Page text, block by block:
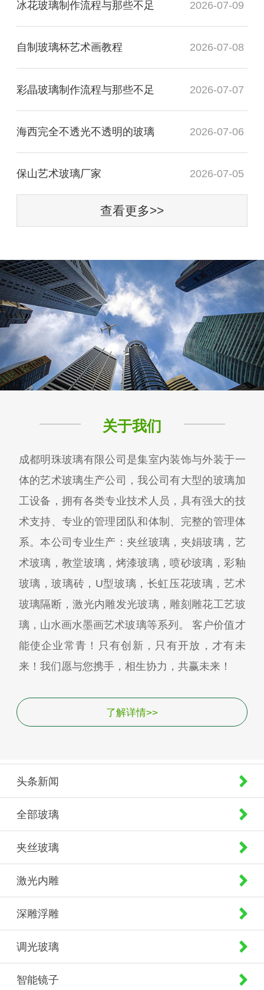
冰花玻璃制作流程与那些不足 2026-07-09
自制玻璃杯艺术画教程 2026-07-08
彩晶玻璃制作流程与那些不足 2026-07-07
海西完全不透光不透明的玻璃 2026-07-06
保山艺术玻璃厂家 2026-07-05
查看更多>>
关于我们
成都明珠玻璃有限公司是集室内装饰与外装于一
体的艺术玻璃生产公司，我公司有大型的玻璃加
工设备，拥有各类专业技术人员，具有强大的技
术支持、专业的管理团队和体制、完整的管理体
系。本公司专业生产：夹丝玻璃，夹娟玻璃，艺
术玻璃，教堂玻璃，烤漆玻璃，喷砂玻璃，彩釉
玻璃，玻璃砖，U型玻璃，长虹压花玻璃，艺术
玻璃隔断，激光内雕发光玻璃，雕刻雕花工艺玻
璃，山水画水墨画艺术玻璃等系列。 客户价值才
能使企业常青！只有创新，只有开放，才有未
来！我们愿与您携手，相生协力，共赢未来！
了解详情>>
头条新闻
全部玻璃
夹丝玻璃
激光内雕
深雕浮雕
调光玻璃
智能镜子